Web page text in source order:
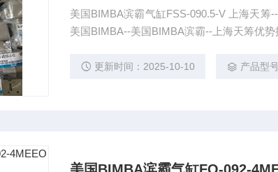
美国BIMBA滨霸气缸FSS-090.5-V 上海天
美国BIMBA--美国BIMBA滨霸--上海天筹优势
更新时间：2025-10-10 产品型号